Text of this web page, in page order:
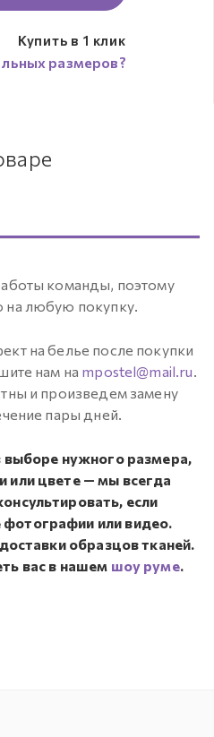
Купить в 1 клик
размеров?
команды, поэтому
на любую покупку.
на белье после покупки
нам на mpostel@mail.ru.
и произведем замену
пары дней.
выборе нужного размера,
или цвете — мы всегда
если
или видео.
образцов тканей.
вас в нашем шоу руме.